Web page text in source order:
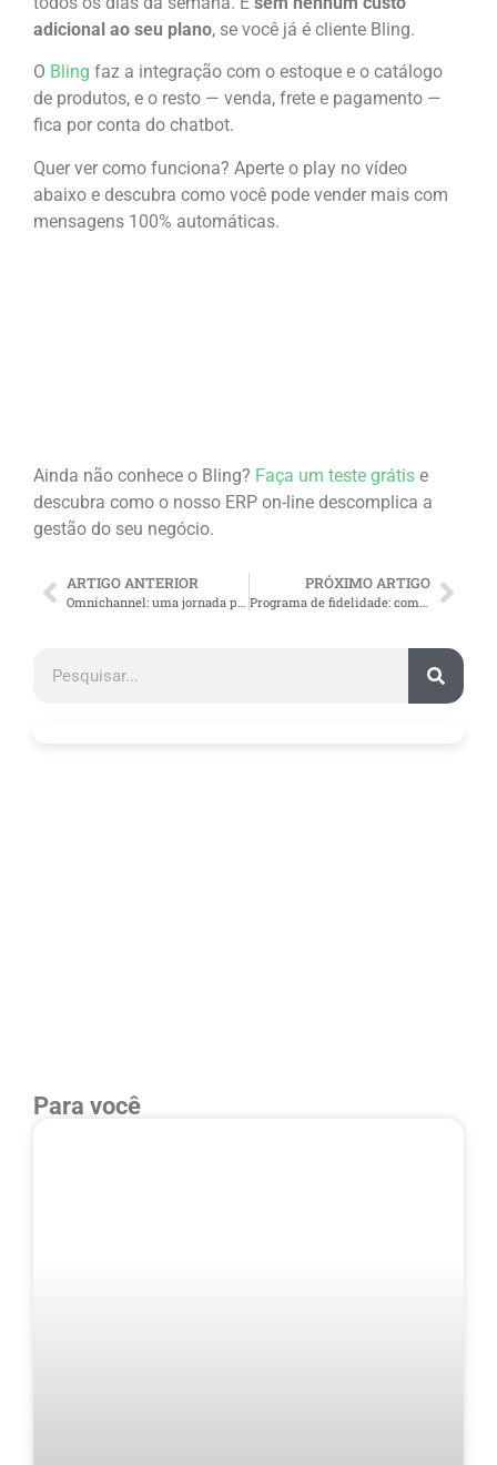
adicional ao seu plano, se você já é cliente Bling.
O Bling faz a integração com o estoque e o catálogo
de produtos, e o resto — venda, frete e pagamento —
fica por conta do chatbot.
Quer ver como funciona? Aperte o play no vídeo
abaixo e descubra como você pode vender mais com
mensagens 100% automáticas.
Ainda não conhece o Bling? Faça um teste grátis e
descubra como o nosso ERP on-line descomplica a
gestão do seu negócio.
ARTIGO ANTERIOR
Omnichannel: uma jornada perfeita de compra para os consumidores
PRÓXIMO ARTIGO
Programa de fidelidade: como conquistar seus clientes?
Para você